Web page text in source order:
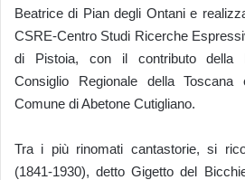
Beatrice di Pian degli Ontani e
CSRE-Centro Studi Ricerche
di Pistoia, con il contributo della
Consiglio Regionale della
Comune di Abetone Cutigliano.
Tra i più rinomati cantastorie, si
(1841-1930), detto Gigetto del